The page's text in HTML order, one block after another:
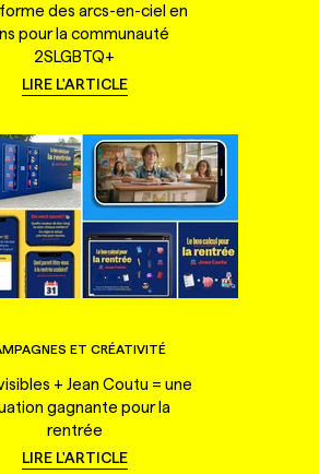
des arcs-en-ciel en
pour la communauté
2SLGBTQ+
LIRE L'ARTICLE
ET CRÉATIVITÉ
+ Jean Coutu = une
gagnante pour la
rentrée
LIRE L'ARTICLE